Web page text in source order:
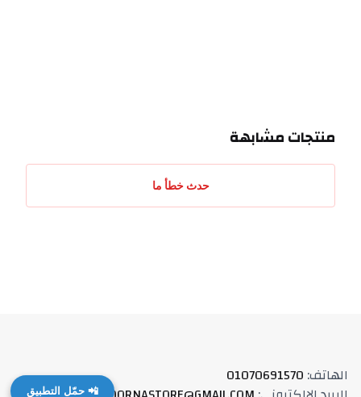
📲 حمّل التطبيق
منتجات مشابهة
حدث خطأ ما
الهاتف:
01070691570